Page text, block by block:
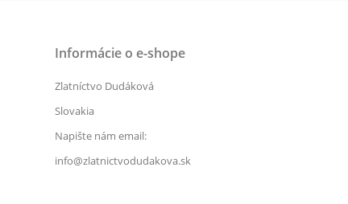
Informácie o e-shope
Zlatníctvo Dudáková
Slovakia
Napište nám email:
info@zlatnictvodudakova.sk